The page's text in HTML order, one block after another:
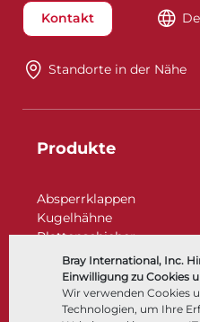
Bray International, Inc.
Einwilligung zu Cookies
Wir verwenden Cookies
Technologien, um Ihre
Kontakt
Standorte in der Nähe​​​​​​​
Produkte
Absperrklappen
Kugelhähne
Plattenschieber
Regelarmaturen
Rückschlagklappen
Antriebe | Betätigungen
Steuer- und Regeltechnik